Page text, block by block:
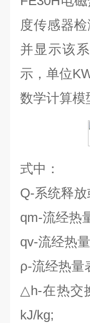
度传感器
并显示该
示，单位
数学计算模
式中：
Q-系统释
qm-流经热
qv-流经热
ρ-流经热量
△h-在热交
kJ/kg;